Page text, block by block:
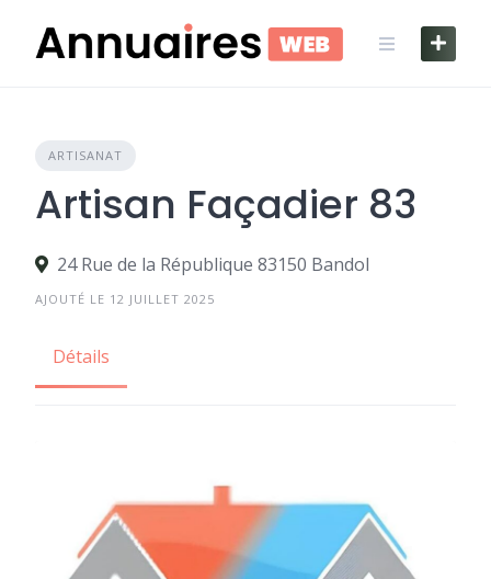
content
ARTISANAT
Artisan Façadier 83
24 Rue de la République 83150 Bandol
AJOUTÉ LE 12 JUILLET 2025
Détails